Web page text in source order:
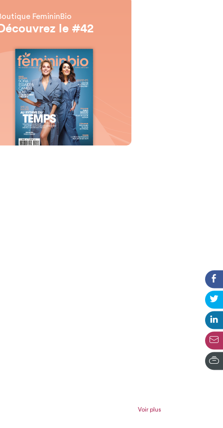
FemininBio
Découvrez le #42
Voir plus